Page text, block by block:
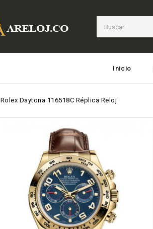
Inicio
Rolex Daytona 116518C Réplica Reloj